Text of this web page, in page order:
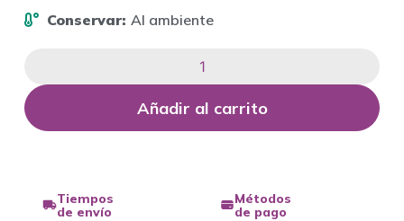
Conservar: Al ambiente
Añadir al carrito
Tiempos
de envío
Métodos
de pago